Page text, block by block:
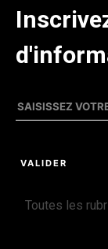
Toutes les